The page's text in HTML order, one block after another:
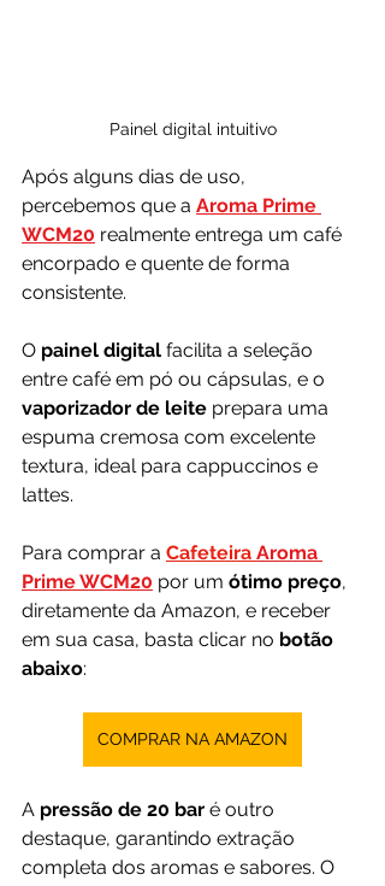
Painel digital intuitivo
Após alguns dias de uso,
percebemos que a Aroma Prime
WCM20 realmente entrega um café
encorpado e quente de forma
consistente.
O painel digital facilita a seleção
entre café em pó ou cápsulas, e o
vaporizador de leite prepara uma
espuma cremosa com excelente
textura, ideal para cappuccinos e
lattes.
Para comprar a Cafeteira Aroma
Prime WCM20 por um ótimo preço,
diretamente da Amazon, e receber
em sua casa, basta clicar no botão
abaixo:
COMPRAR NA AMAZON
A pressão de 20 bar é outro
destaque, garantindo extração
completa dos aromas e sabores. O